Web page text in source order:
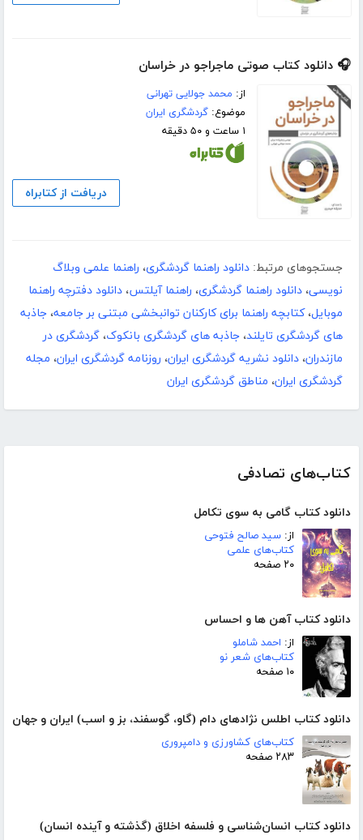
کتاب‌های تصادفی
دانلود کتاب گامی به سوی تکامل
از: سید صالح فتوحی
کتاب‌های علمی
۲۰ صفحه
دانلود کتاب آهن ها و احساس
از: احمد شاملو
کتاب‌های شعر نو
۱۰ صفحه
دانلود کتاب اطلس نژادهای دام (گاو، گوسفند، بز و اسب) ایران و جهان
کتاب‌های کشاورزی و دامپروری
۲۸۳ صفحه
دانلود کتاب انسان‌شناسی و فلسفه اخلاق (گذشته و آینده انسان)
🎧 دانلود کتاب صوتی ماجراجو در خراسان
از: محمد جولایی تهرانی
موضوع:گردشگری ایران
۱ ساعت و ۵۰ دقیقه
دریافت از کتابراه
جستجوهای مرتبط: دانلود راهنما گردشگری، راهنما علمی وبلاگ
نویسی، دانلود راهنما گردشگری، راهنما آیلتس، دانلود دفترچه راهنما
موبایل،کتابچه راهنما برای کارکنان توانبخشی مبتنی بر جامعه، جاذبه
های گردشگری تایلند، جاذبه های گردشگری بانکوک، گردشگری در
مازندران، دانلود نشریه گردشگری ایران، روزنامه گردشگری ایران، مجله
گردشگری ایران، مناطق گردشگری ایران